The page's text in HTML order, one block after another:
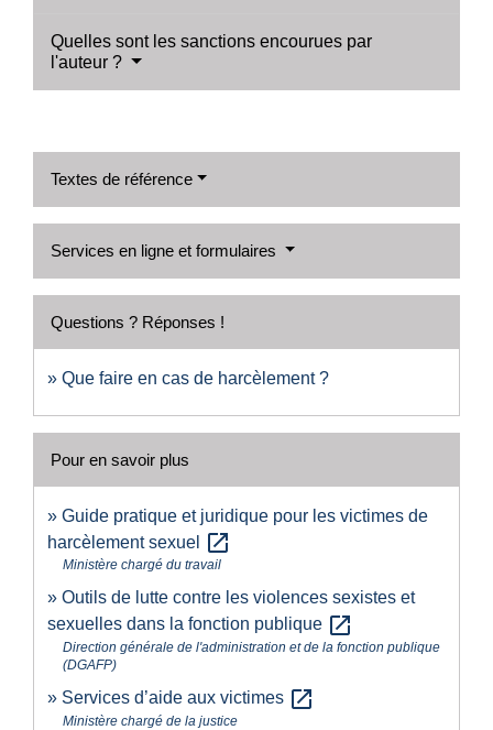
Quelles sont les sanctions encourues par
l'auteur ?
Textes de référence
Services en ligne et formulaires
Questions ? Réponses !
Que faire en cas de harcèlement ?
Pour en savoir plus
Guide pratique et juridique pour les victimes de
harcèlement sexuel
open_in_new
Ministère chargé du travail
Outils de lutte contre les violences sexistes et
sexuelles dans la fonction publique open_in_new
Direction générale de l'administration et de la fonction publique
(DGAFP)
Services d’aide aux victimes open_in_new
Ministère chargé de la justice